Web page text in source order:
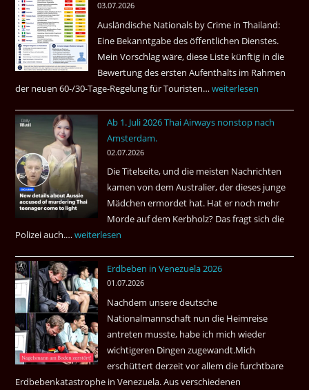
Gebiet
03.07.2026
Ausländische Nationals by Crime in Thailand:
Eine Bekanntgabe des öffentlichen Dienstes.
Mein Vorschlag wäre, diese Liste künftig in die
Bewertung des ersten Aufenthalts im Rahmen
der neuen 60-/30-Tage-Regelung für Touristen…Tourismus:
Einreiseland
höchste
Kriminalität
aus?
weiterlesen
Ab 1. Juli 2026 Thai Airways nonstop nach
Amsterdam.
02.07.2026
Die Titelseite, und die meisten Nachrichten
kamen von dem Australier, der dieses junge
Mädchen ermordet hat. Hat er noch mehr
Morde auf dem Kerbholz? Das fragt sich die
Polizei auch.…Ab
Juli
2026
Thai
Airways
nonstop
nach
Amsterdam.
weiterlesen
Erdbeben in Venezuela 2026
01.07.2026
Nachdem unsere deutsche
Nationalmannschaft nun die Heimreise
antreten musste, habe ich mich wieder
wichtigeren Dingen zugewandt.Mich
erschüttert derzeit vor allem die furchtbare
Erdbebenkatastrophe in Venezuela. Aus verschiedenen